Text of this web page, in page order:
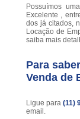
Possuímos
Excelente ,
dos já citados,
Locação de
saiba mais
Para
Venda de
Ligue para (11)
email.